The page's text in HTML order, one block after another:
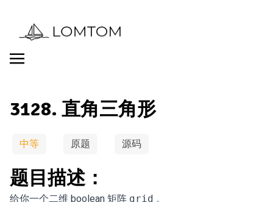
3128. 直角三角形
中等 原题 源码
题目描述：
给你一个二维 boolean 矩阵 grid 。